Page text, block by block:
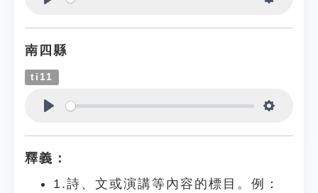
南四縣
ti11
釋義：
1.詩、文或演講等內容的標目。例：